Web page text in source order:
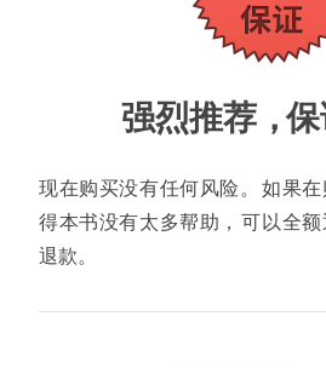
强烈推荐，
现在购买没有任何风险。 如果
得本书没有太多帮助 ， 可以全额
退款。